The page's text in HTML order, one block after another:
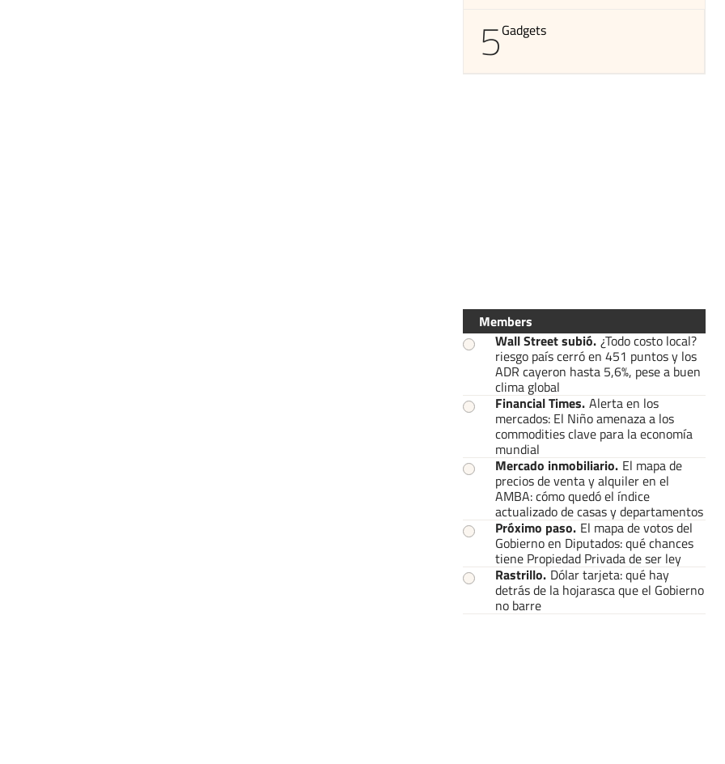
5Gadgets
Members
Wall Street subió. ¿Todo costo local?
riesgo país cerró en 451 puntos y los
ADR cayeron hasta 5,6%, pese a buen
clima global
Financial Times. Alerta en los
mercados: El Niño amenaza a los
commodities clave para la economía
mundial
Mercado inmobiliario. El mapa de
precios de venta y alquiler en el
AMBA: cómo quedó el índice
actualizado de casas y departamentos
Próximo paso. El mapa de votos del
Gobierno en Diputados: qué chances
tiene Propiedad Privada de ser ley
Rastrillo. Dólar tarjeta: qué hay
detrás de la hojarasca que el Gobierno
no barre